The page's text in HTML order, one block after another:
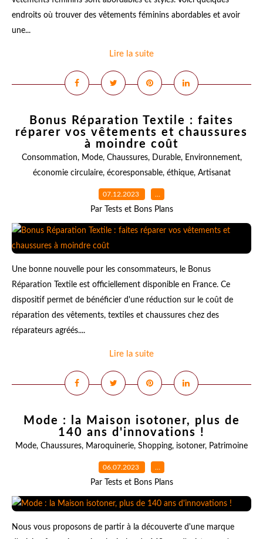
endroits où trouver des vêtements féminins abordables et avoir
une...
Lire la suite
Bonus Réparation Textile : faites
réparer vos vêtements et chaussures
à moindre coût
Consommation, Mode, Chaussures, Durable, Environnement,
économie circulaire, écoresponsable, éthique, Artisanat
07.12.2023 …
Par Tests et Bons Plans
Une bonne nouvelle pour les consommateurs, le Bonus
Réparation Textile est officiellement disponible en France. Ce
dispositif permet de bénéficier d'une réduction sur le coût de
réparation des vêtements, textiles et chaussures chez des
réparateurs agréés....
Lire la suite
Mode : la Maison isotoner, plus de
140 ans d'innovations !
Mode, Chaussures, Maroquinerie, Shopping, isotoner, Patrimoine
06.07.2023 …
Par Tests et Bons Plans
Nous vous proposons de partir à la découverte d'une marque